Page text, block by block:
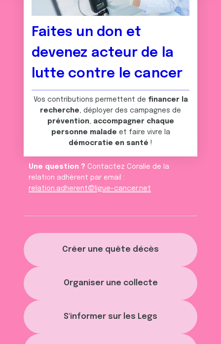
notre site avec nos partenaires de médias sociaux, de
publicité et d'analyse, qui peuvent combiner celles-ci
avec d'autres informations que vous leur avez fournies
ou qu'ils ont collectées lors de votre utilisation de leurs
services.
Créer une quête décès
Organiser une collecte
S'informer sur les Legs
Faites un don et
devenez acteur de la
lutte contre le cancer
Vos contributions permettent de financer la
recherche, déployer des campagnes de
prévention, accompagner chaque
personne malade et faire vivre la
démocratie en santé !
Une question ? Contactez Coralie de la
relation adhèrent par email :
relation.adherent@ligue-cancer.net